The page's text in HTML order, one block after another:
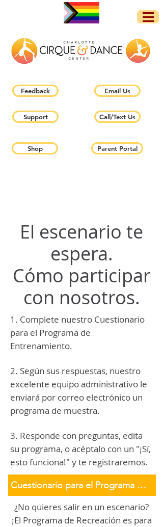
Support
Parent Portal
Call/Text Us
Email Us
Feedback
Shop
El escenario te
espera.
Cómo participar
con nosotros.
1. Complete nuestro Cuestionario
para el Programa de
Entrenamiento.
2. Según sus respuestas, nuestro
excelente equipo administrativo le
enviará por correo electrónico un
programa de muestra.
3. Responde con preguntas, edita
su programa, o acéptalo con un "¡Sí,
esto funciona!" y te registraremos.
Cuestionario para el Programa de Entrenamiento
¿No quieres salir en un escenario?
¡El Programa de Recreación es para